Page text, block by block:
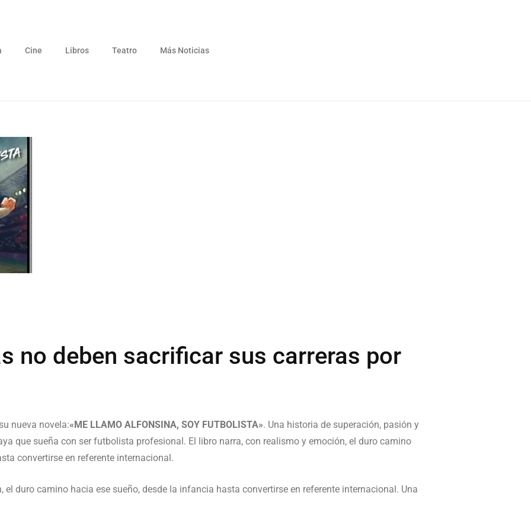
Cine Libros Teatro Más Noticias
no deben sacrificar sus carreras por
nueva novela:«ME LLAMO ALFONSINA, SOY FUTBOLISTA». Una historia de superación, pasión y
que sueña con ser futbolista profesional. El libro narra, con realismo y emoción, el duro camino
convertirse en referente internacional.
el duro camino hacia ese sueño, desde la infancia hasta convertirse en referente internacional. Una